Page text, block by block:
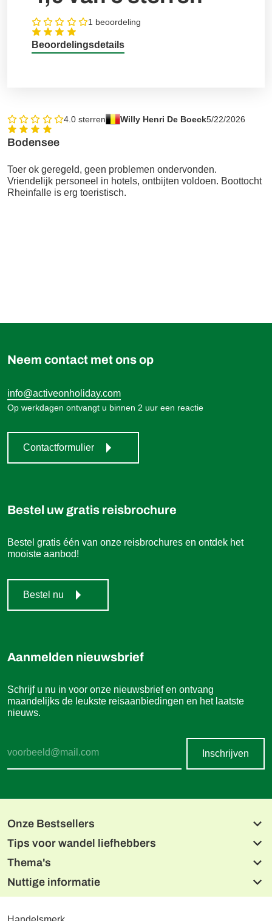
1 beoordeling
Beoordelingsdetails
4.0 sterren Willy Henri De Boeck5/22/2026
Bodensee
Toer ok geregeld, geen problemen ondervonden.
Vriendelijk personeel in hotels, ontbijten voldoen. Boottocht
Rheinfalle is erg toeristisch.
vanaf 964,00 € Boek
Neem contact met ons op
info@activeonholiday.com
Op werkdagen ontvangt u binnen 2 uur een reactie
Contactformulier
Bestel uw gratis reisbrochure
Bestel gratis één van onze reisbrochures en ontdek het
mooiste aanbod!
Bestel nu
Aanmelden nieuwsbrief
Schrijf u nu in voor onze nieuwsbrief en ontvang
maandelijks de leukste reisaanbiedingen en het laatste
nieuws.
Inschrijven
Onze Bestsellers
Beierse meren en de Isar
Alpe-Adria fietsroute, Salzburg naar Grado
Donau Radweg
Tien Meren Salzkammergut
Tips voor wandel liefhebbers
Lechweg
Noord Albanese Alpen
Alpe-Adriatrail drielandentour
Thema's
Wandelen met de hond
Wandelen met charme
Nuttige informatie
Online betalen